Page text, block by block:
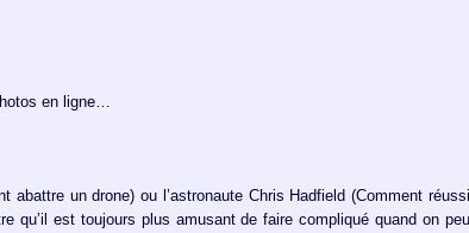
en ligne…
abattre un drone) ou l’astronaute Chris Hadfield (Comment
qu’il est toujours plus amusant de faire compliqué quand on